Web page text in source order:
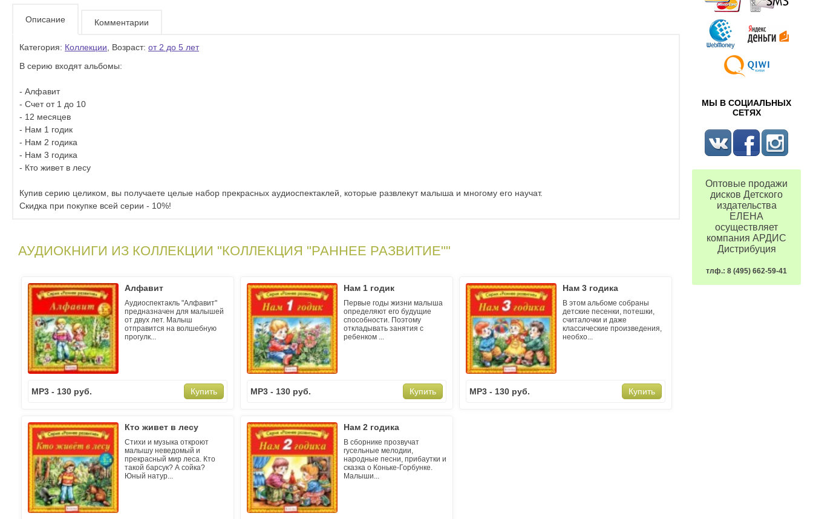
МЫ В СОЦИАЛЬНЫХ
СЕТЯХ
Оптовые продажи
дисков Детского
издательства
ЕЛЕНА
осуществляет
компания АРДИС
Дистрибуция
тлф.: 8 (495) 662-59-41
Описание Комментарии
Категория: Коллекции , Возраст: от 2 до 5 лет
В серию входят альбомы:
- Алфавит
- Счет от 1 до 10
- 12 месяцев
- Нам 1 годик
- Нам 2 годика
- Нам 3 годика
- Кто живет в лесу
Купив серию целиком, вы получаете целые набор прекрасных аудиоспектаклей, которые развлекут малыша и многому его научат.
Скидка при покупке всей серии - 10%!
АУДИОКНИГИ ИЗ КОЛЛЕКЦИИ "КОЛЛЕКЦИЯ "РАННЕЕ РАЗВИТИЕ""
Алфавит
Аудиоспектакль "Алфавит"
предназначен для малышей
от двух лет. Малыш
отправится на волшебную
прогулк...
MP3 - 130 руб. Купить
Кто живет в лесу
Стихи и музыка откроют
малышу неведомый и
прекрасный мир леса. Кто
такой барсук? А сойка?
Юный натур...
Нам 1 годик
Первые годы жизни малыша
определяют его будущие
способности. Поэтому
откладывать занятия с
ребенком ...
MP3 - 130 руб. Купить
Нам 2 годика
В сборнике прозвучат
гусельные мелодии,
народные песни, прибаутки и
сказка о Коньке-Горбунке.
Малыши...
Нам 3 годика
В этом альбоме собраны
детские песенки, потешки,
считалочки и даже
классические произведения,
необхо...
MP3 - 130 руб. Купить